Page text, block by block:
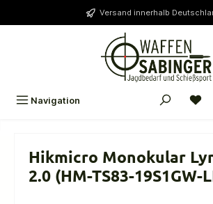
Versand innerhalb
Navigation
Hikmicro Monokular
2.0 (HM-TS83-19S1GW-